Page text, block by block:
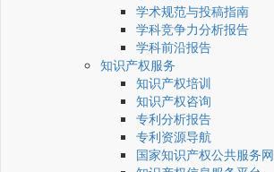
学术规范与投稿指南
学科竞争力分析报告
学科前沿报告
知识产权服务
知识产权培训
知识产权咨询
专利分析报告
专利资源导航
国家知识产权公共服务网